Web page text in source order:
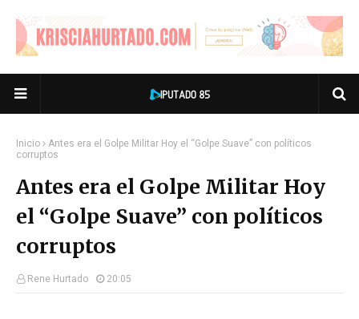
Inicio
Antes era el Golpe Militar Hoy el “Golpe Suave” con políticos
corruptos
Antes era el Golpe Militar Hoy
el “Golpe Suave” con políticos
corruptos
Rene Hurtado 20:05